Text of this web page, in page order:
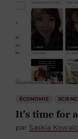
ÉCONOMIE
It’s time for
par Saskia